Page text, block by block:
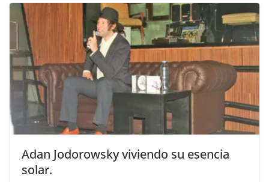
Adan Jodorowsky viviendo su esencia
solar.